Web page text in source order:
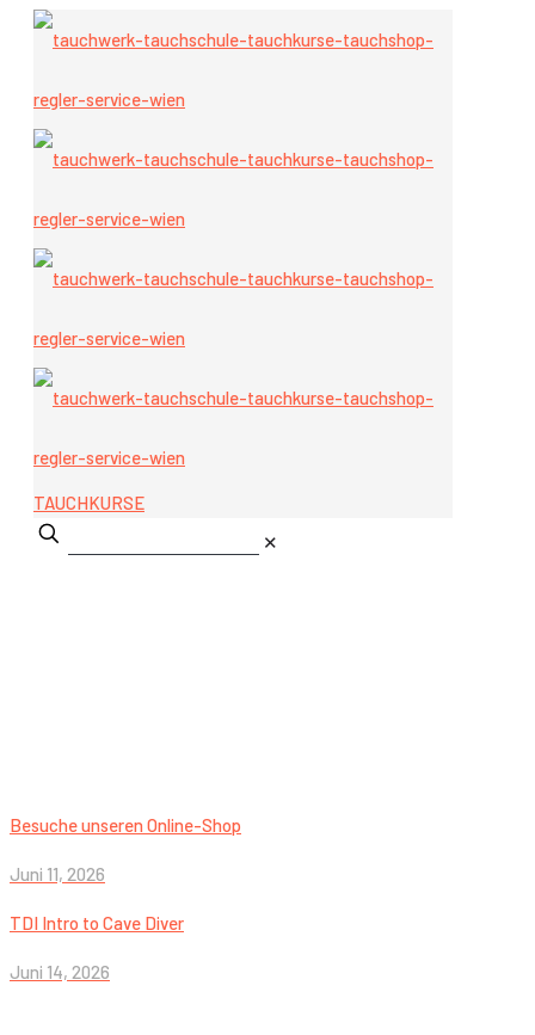
TAUCHKURSE
✕
Besuche unseren Online-Shop
Juni 11, 2026
TDI Intro to Cave Diver
Juni 14, 2026